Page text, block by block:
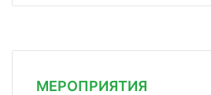
МЕРОПРИЯТИЯ